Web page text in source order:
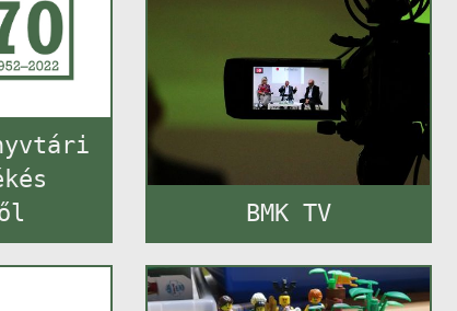
BMK TV